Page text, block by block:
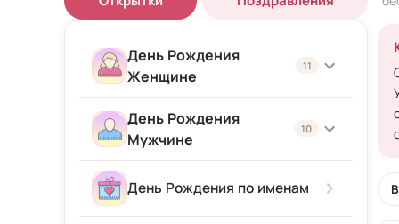
День Рождения
Женщине
11
Женщине
Подруге
Девушке
День Рождения
Мужчине
10
Мужчине
День Рождения по именам